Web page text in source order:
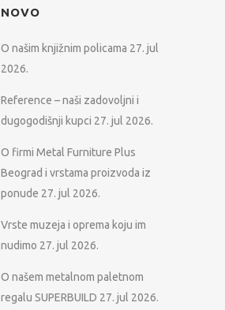
NOVO
O našim knjižnim policama 27. jul
2026.
Reference – naši zadovoljni i
dugogodišnji kupci 27. jul 2026.
O firmi Metal Furniture Plus
Beograd i vrstama proizvoda iz
ponude 27. jul 2026.
Vrste muzeja i oprema koju im
nudimo 27. jul 2026.
O našem metalnom paletnom
regalu SUPERBUILD 27. jul 2026.